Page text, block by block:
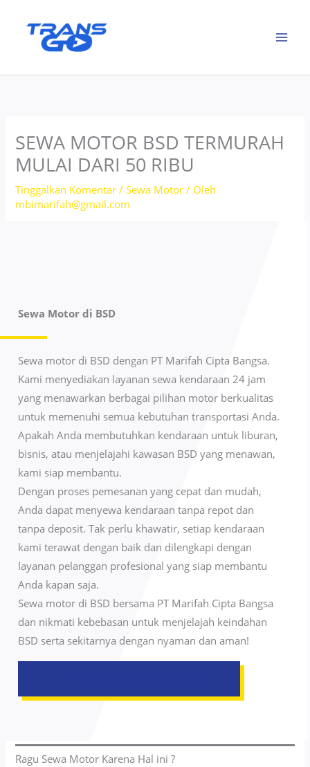
SEWA MOTOR BSD TERMURAH
MULAI DARI 50 RIBU
Tinggalkan Komentar /Sewa Motor / Oleh
mbimarifah@gmail.com
Sewa Motor di BSD
Sewa motor di BSD dengan PT Marifah Cipta Bangsa.
Kami menyediakan layanan sewa kendaraan 24 jam
yang menawarkan berbagai pilihan motor berkualitas
untuk memenuhi semua kebutuhan transportasi Anda.
Apakah Anda membutuhkan kendaraan untuk liburan,
bisnis, atau menjelajahi kawasan BSD yang menawan,
kami siap membantu.
Dengan proses pemesanan yang cepat dan mudah,
Anda dapat menyewa kendaraan tanpa repot dan
tanpa deposit. Tak perlu khawatir, setiap kendaraan
kami terawat dengan baik dan dilengkapi dengan
layanan pelanggan profesional yang siap membantu
Anda kapan saja.
Sewa motor di BSD bersama PT Marifah Cipta Bangsa
dan nikmati kebebasan untuk menjelajah keindahan
BSD serta sekitarnya dengan nyaman dan aman!
Ragu Sewa Motor Karena Hal ini ?